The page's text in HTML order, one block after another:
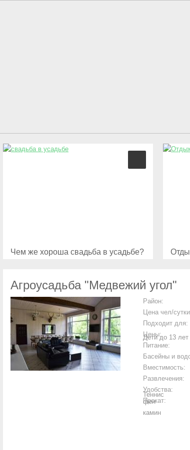
Чем же хороша свадьба в усадьбе?
Агроусадьба "Медвежий угол"
Район:
Цена чел/
Подходит для:
Дети до 13 лет
Цены:
Питание:
Басейны и
Вместимость:
Развлечения:
Теннис
Удобства:
фен
камин
Прокат: